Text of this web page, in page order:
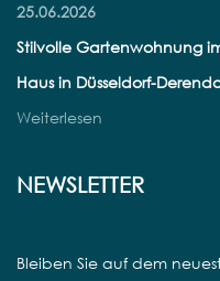
25.06.2026
Stilvolle Gartenwohnung
Haus in Düsseldorf-
Weiterlesen
NEWSLETTER
Bleiben Sie auf dem